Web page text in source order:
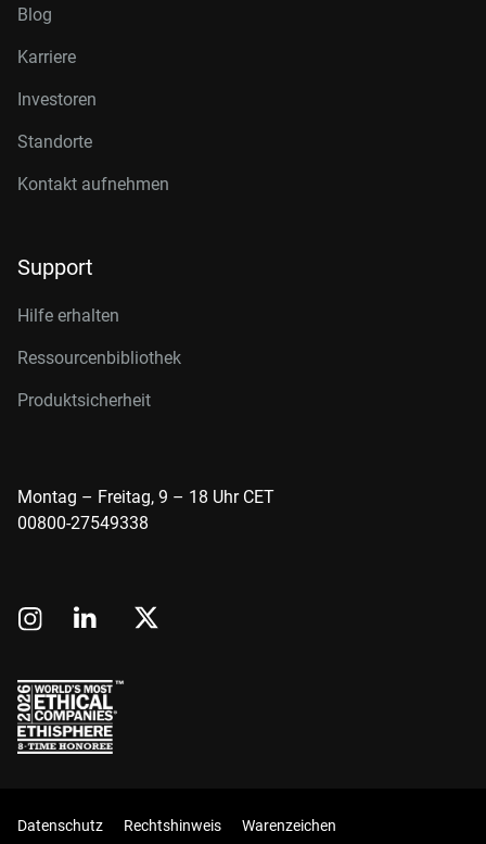
Blog
Karriere
Investoren
Standorte
Kontakt aufnehmen
Support
Hilfe erhalten
Ressourcenbibliothek
Produktsicherheit
Montag – Freitag, 9 – 18 Uhr CET
00800-27549338
Datenschutz Rechtshinweis Warenzeichen